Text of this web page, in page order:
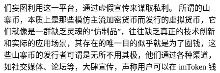
们妄图利用这一平台，通过虚假宣传来谋取私利。 所谓的山
寨币，本质上是那些模仿主流加密货币而发行的虚拟货币，它
们就像是一群缺乏灵魂的“仿制品”，往往缺乏真正的技术创新
和实际的应用场景，其存在的唯一目的似乎就是为了圈钱，这
些山寨币的发行者可谓是无所不用其极，他们通过各种渠道，
如社交媒体、论坛等，大肆宣传，声称用户可以在 imToken 钱